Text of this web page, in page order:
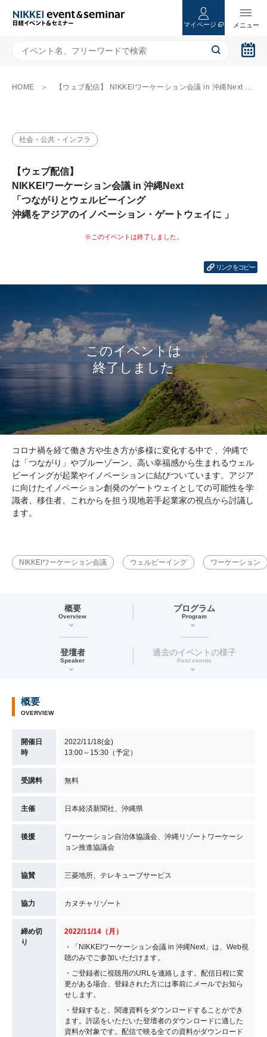
マイページ
HOME 【ウェブ配信】 NIKKEIワーケーション会議 in 沖縄Next 「つながりとウェルビーイング 沖縄をアジアのイノベーション・ゲートウェイに 」
社会・公共・インフラ
【ウェブ配信】
NIKKEIワーケーション会議 in 沖縄Next
「つながりとウェルビーイング
沖縄をアジアのイノベーション・ゲートウェイに 」
リンクをコピー
コロナ禍を経て働き方や生き方が多様に変化する中で 、沖縄で
は「つながり」やブルーゾーン、高い幸福感から生まれるウェル
ビーイングが起業やイノベーションに結びついています。アジア
に向けたイノベーション創発のゲートウェイとしての可能性を学
識者、移住者、これからを担う現地若手起業家の視点から討議し
ます。
NIKKEIワーケーション会議 ウェルビーイング ワーケーション
概要
Overview
プログラム
Program
登壇者
Speaker
過去のイベントの様子
Past events
概要
OVERVIEW
開催日
時
2022/11/18(金)
13:00～15:30（予定）
受講料 無料
主催 日本経済新聞社、沖縄県
後援
ワーケーション自治体協議会、沖縄リゾートワーケーシ
ョン推進協議会
協賛 三菱地所、テレキューブサービス
協力 カヌチャリゾート
締め切
り
2022/11/14（月）
・「NIKKEIワーケーション会議 in 沖縄Next」は、Web視
聴のみでご参加いただけます。
・ご登録者に視聴用のURLを連絡します。配信日程に変
更がある場合、登録された方には事前にメールでお知ら
せします。
・登録すると、関連資料をダウンロードすることができ
ます。許諾をいただいた登壇者のダウンロードに適した
資料が対象です。配信で映る全ての資料がダウンロード